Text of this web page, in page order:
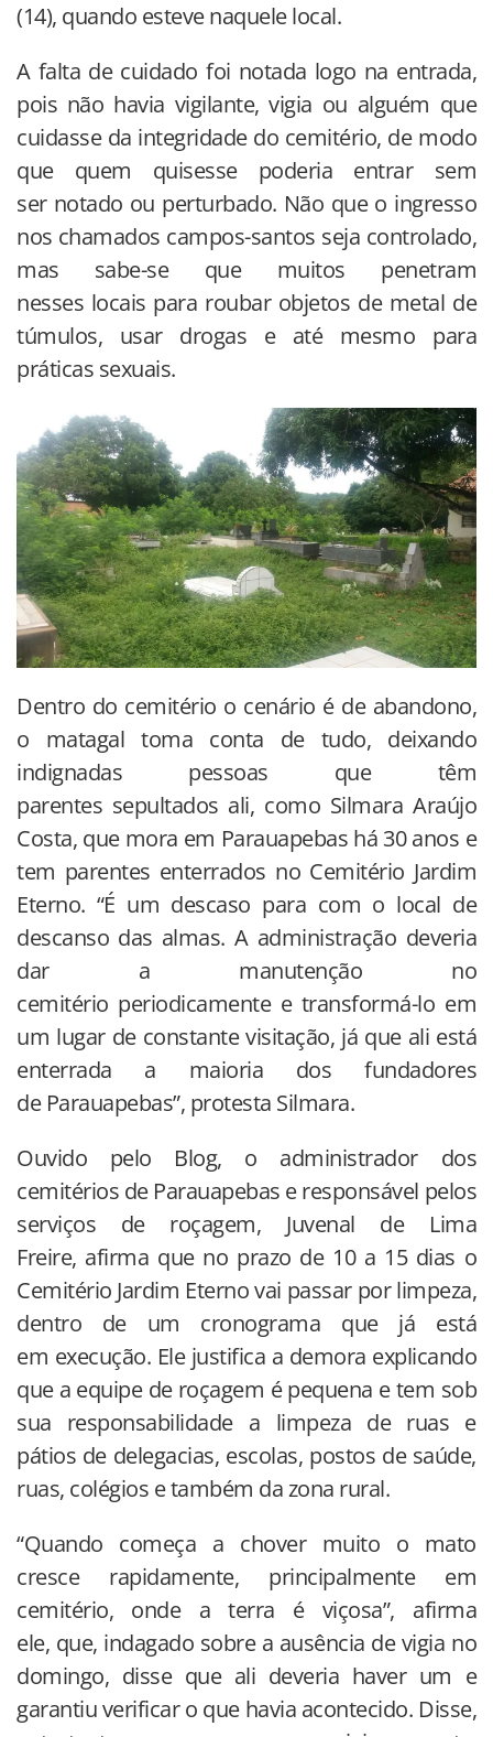
(14), quando esteve naquele local.
A falta de cuidado foi notada logo na entrada,
pois não havia vigilante, vigia ou alguém que
cuidasse da integridade do cemitério, de modo
que quem quisesse poderia entrar sem
ser notado ou perturbado. Não que o ingresso
nos chamados campos-santos seja controlado,
mas sabe-se que muitos penetram
nesses locais para roubar objetos de metal de
túmulos, usar drogas e até mesmo para
práticas sexuais.
Dentro do cemitério o cenário é de abandono,
o matagal toma conta de tudo, deixando
indignadas pessoas que têm
parentes sepultados ali, como Silmara Araújo
Costa, que mora em Parauapebas há 30 anos e
tem parentes enterrados no Cemitério Jardim
Eterno. “É um descaso para com o local de
descanso das almas. A administração deveria
dar a manutenção no
cemitério periodicamente e transformá-lo em
um lugar de constante visitação, já que ali está
enterrada a maioria dos fundadores
de Parauapebas”, protesta Silmara.
Ouvido pelo Blog, o administrador dos
cemitérios de Parauapebas e responsável pelos
serviços de roçagem, Juvenal de Lima
Freire, afirma que no prazo de 10 a 15 dias o
Cemitério Jardim Eterno vai passar por limpeza,
dentro de um cronograma que já está
em execução. Ele justifica a demora explicando
que a equipe de roçagem é pequena e tem sob
sua responsabilidade a limpeza de ruas e
pátios de delegacias, escolas, postos de saúde,
ruas, colégios e também da zona rural.
“Quando começa a chover muito o mato
cresce rapidamente, principalmente em
cemitério, onde a terra é viçosa”, afirma
ele, que, indagado sobre a ausência de vigia no
domingo, disse que ali deveria haver um e
garantiu verificar o que havia acontecido. Disse,